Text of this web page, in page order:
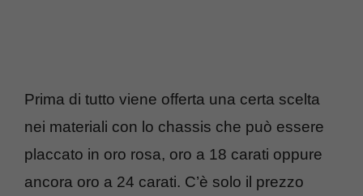
Prima di tutto viene offerta una certa scelta
nei materiali con lo chassis che può essere
placcato in oro rosa, oro a 18 carati oppure
ancora oro a 24 carati. C’è solo il prezzo